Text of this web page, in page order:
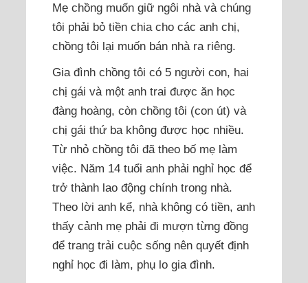
Mẹ chồng muốn giữ ngôi nhà và chúng
tôi phải bỏ tiền chia cho các anh chị,
chồng tôi lại muốn bán nhà ra riêng.
Gia đình chồng tôi có 5 người con, hai
chị gái và một anh trai được ăn học
đàng hoàng, còn chồng tôi (con út) và
chị gái thứ ba không được học nhiều.
Từ nhỏ chồng tôi đã theo bố mẹ làm
việc. Năm 14 tuổi anh phải nghỉ học để
trở thành lao động chính trong nhà.
Theo lời anh kể, nhà không có tiền, anh
thấy cảnh mẹ phải đi mượn từng đồng
để trang trải cuộc sống nên quyết định
nghỉ học đi làm, phụ lo gia đình.